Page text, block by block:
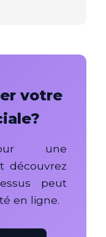
votre
une
découvrez
peut
en ligne.